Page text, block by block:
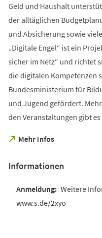
Geld und Haushalt
der alltäglichen
und Absicherung sowie
„Digitale Engel“ ist ein
sicher im Netz“ und richtet
die digitalen Kompetenzen
Bundesministerium für
und Jugend gefördert.
den Veranstaltungen gibt
Mehr Infos
(Öffnet
neuen
Informationen
Weitere
www.s.de/2xyo